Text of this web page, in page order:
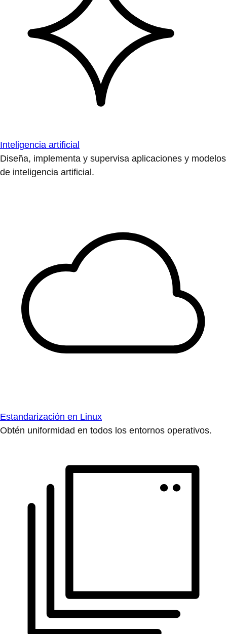
Inteligencia artificial
Diseña, implementa y supervisa aplicaciones y modelos
de inteligencia artificial.
Estandarización en Linux
Obtén uniformidad en todos los entornos operativos.